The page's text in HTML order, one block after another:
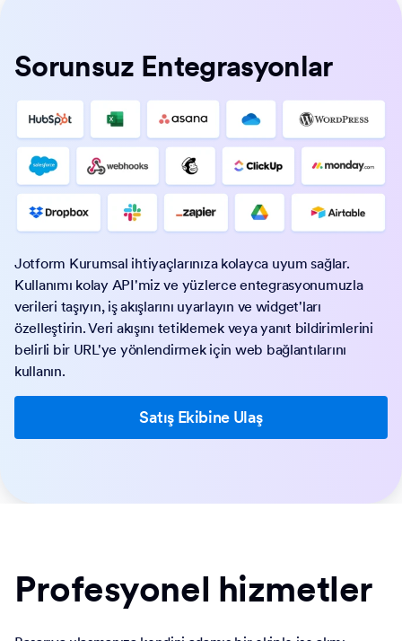
Sorunsuz Entegrasyonlar
Jotform Kurumsal ihtiyaçlarınıza kolayca uyum sağlar.
Kullanımı kolay API'miz ve yüzlerce entegrasyonumuzla
verileri taşıyın, iş akışlarını uyarlayın ve widget'ları
özelleştirin. Veri akışını tetiklemek veya yanıt bildirimlerini
belirli bir URL'ye yönlendirmek için web bağlantılarını
kullanın.
Satış Ekibine Ulaş
Profesyonel hizmetler